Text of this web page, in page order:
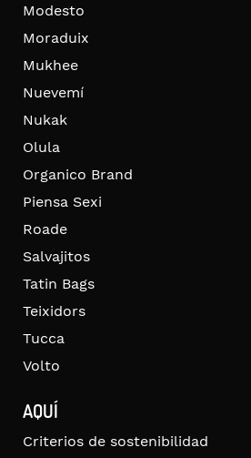
Modesto
Moraduix
Mukhee
Nuevemí
Nukak
Olula
Organico Brand
Piensa Sexi
Roade
Salvajitos
Tatin Bags
Teixidors
Tucca
Volto
AQUÍ
Criterios de sostenibilidad